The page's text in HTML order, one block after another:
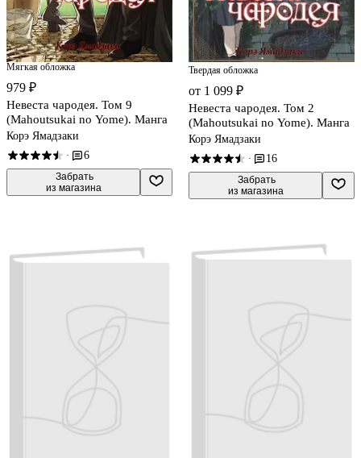
Мягкая обложка
979 ₽
Невеста чародея. Том 9
(Mahoutsukai no Yome). Манга
Корэ Ямадзаки
· 6
Забрать
из магазина
Твердая обложка
от 1 099 ₽
Невеста чародея. Том 2
(Mahoutsukai no Yome). Манга
Корэ Ямадзаки
· 16
Забрать
из магазина